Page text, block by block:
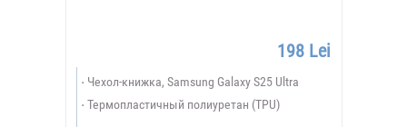
198 Lei
Чехол-книжка, Samsung Galaxy S25 Ultra
Термопластичный полиуретан (TPU)